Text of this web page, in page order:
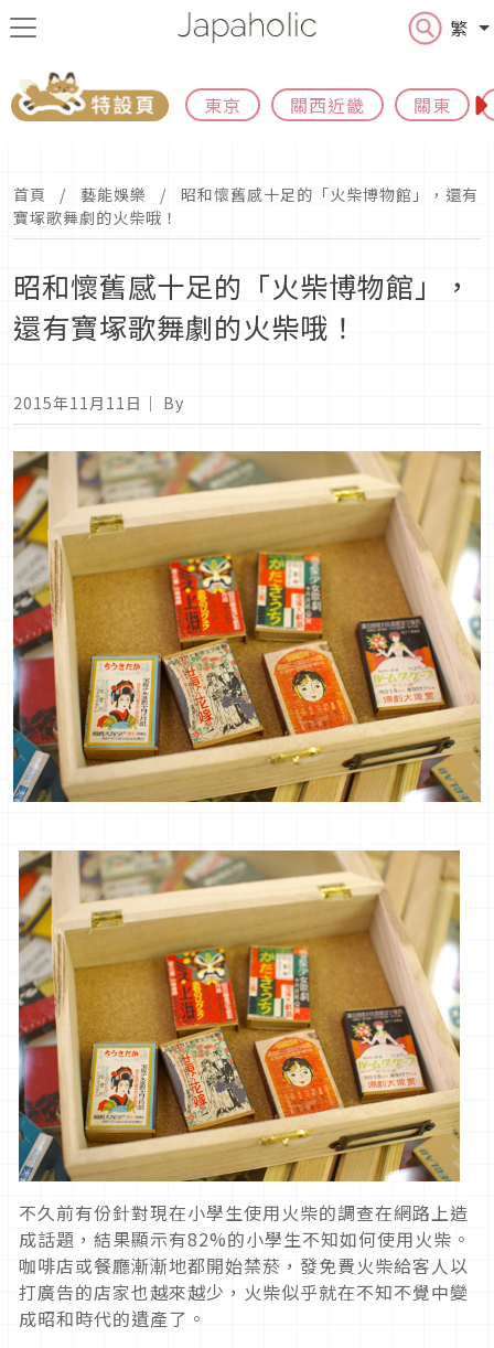
繁
東京 關西近畿 關東
首頁 藝能娛樂
昭和懷舊感十足的「火柴博物館」，還有
寶塚歌舞劇的火柴哦！
昭和懷舊感十足的「火柴博物館」，
還有寶塚歌舞劇的火柴哦！
2015年11月11日 ｜ By
不久前有份針對現在小學生使用火柴的調查在網路上造
成話題，結果顯示有82%的小學生不知如何使用火柴。
咖啡店或餐廳漸漸地都開始禁菸，發免費火柴給客人以
打廣告的店家也越來越少，火柴似乎就在不知不覺中變
成昭和時代的遺產了。